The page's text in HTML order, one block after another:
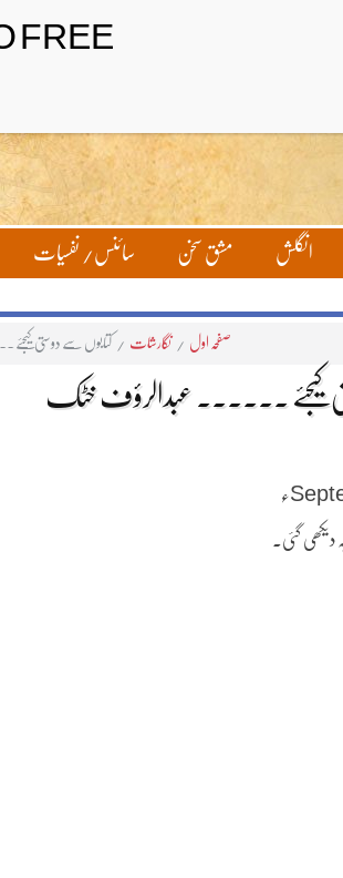
انگلش مشق سخن سائنس/ نفسیات
صفحہ اول / نگارشات / کتابوں سے دوستی
کیجئے ۔۔۔۔۔۔ عبدالرؤف خٹک
دیکھی گئی۔